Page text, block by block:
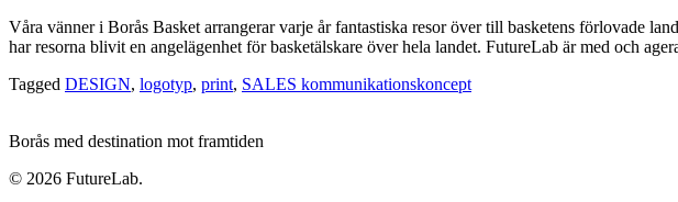
Våra vänner i Borås Basket arrangerar varje år fantastiska resor över till basketens förlovade
har resorna blivit en angelägenhet för basketälskare över hela landet. FutureLab är med och
Tagged DESIGN, logotyp, print, SALES kommunikationskoncept
Borås med destination mot framtiden
© 2026 FutureLab.